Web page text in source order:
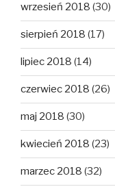
wrzesień 2018 (30)
sierpień 2018 (17)
lipiec 2018 (14)
czerwiec 2018 (26)
maj 2018 (30)
kwiecień 2018 (23)
marzec 2018 (32)